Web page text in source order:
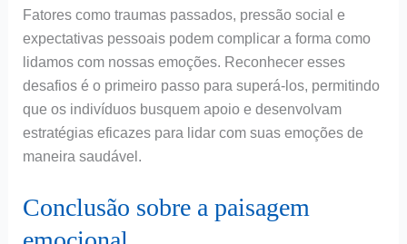
Fatores como traumas passados, pressão social e
expectativas pessoais podem complicar a forma como
lidamos com nossas emoções. Reconhecer esses
desafios é o primeiro passo para superá-los, permitindo
que os indivíduos busquem apoio e desenvolvam
estratégias eficazes para lidar com suas emoções de
maneira saudável.
Conclusão sobre a paisagem